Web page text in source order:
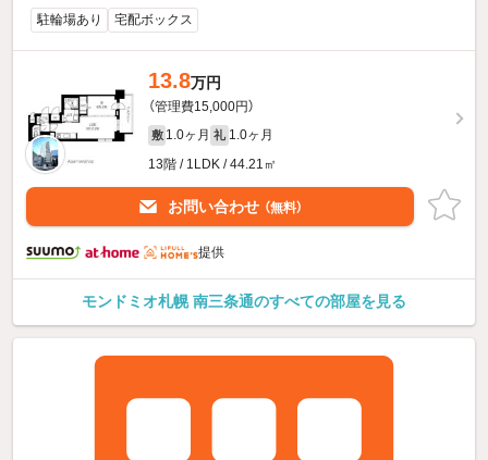
駐輪場あり 宅配ボックス
13.8万円
（管理費15,000円）
敷 1.0ヶ月 礼 1.0ヶ月
13階 / 1LDK / 44.21㎡
お問い合わせ （無料）
提供
モンドミオ札幌 南三条通のすべての部屋を見る